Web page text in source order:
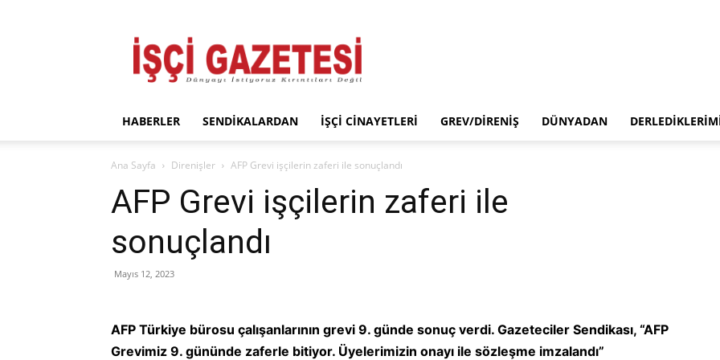
Gazetesi
HABERLER SENDIKALARDAN İŞÇI CINAYETLERI GREV/DIRENIŞ DÜNYADAN
Ana Sayfa Direnişler AFP Grevi işçilerin zaferi ile sonuçlandı
AFP Grevi işçilerin zaferi ile
sonuçlandı
Mayıs 12, 2023
AFP Türkiye bürosu çalışanlarının grevi 9. günde sonuç verdi. Gazeteciler Sendikası, “AFP
Grevimiz 9. gününde zaferle bitiyor. Üyelerimizin onayı ile sözleşme imzalandı”